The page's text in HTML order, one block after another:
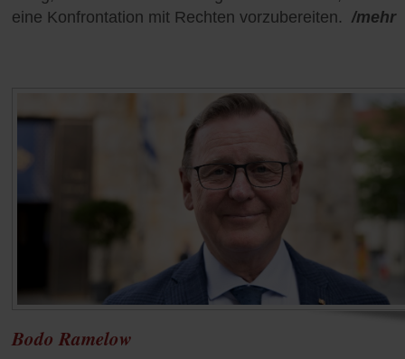
eine Konfrontation mit Rechten vorzubereiten. /mehr
Bodo Ramelow